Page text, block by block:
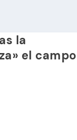
la
el campo